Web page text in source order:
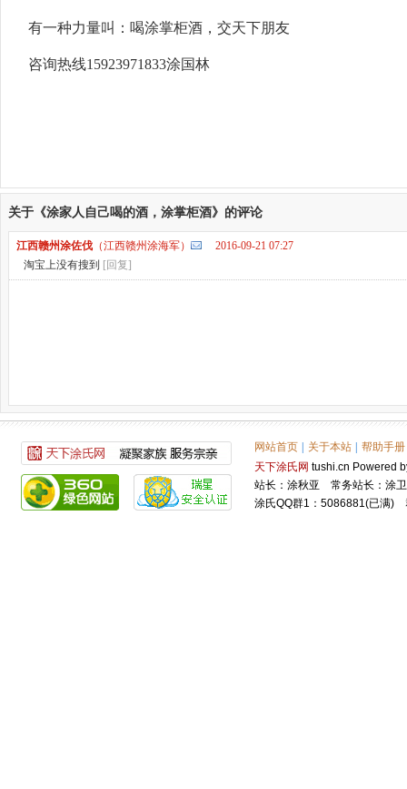
有一种力量叫：喝涂掌柜酒，交天下朋友
咨询热线15923971833涂国林
关于《涂家人自己喝的酒，涂掌柜酒》的评论
江西赣州涂佐伐 （江西赣州涂海军）
2016-09-21 07:27
淘宝上没有搜到 [回复]
网站首页 关于本站
帮助手册
天下涂氏网 tushi.cn Powered
站长：涂秋亚 常务站长：涂
涂氏QQ群1：5086881(已满)